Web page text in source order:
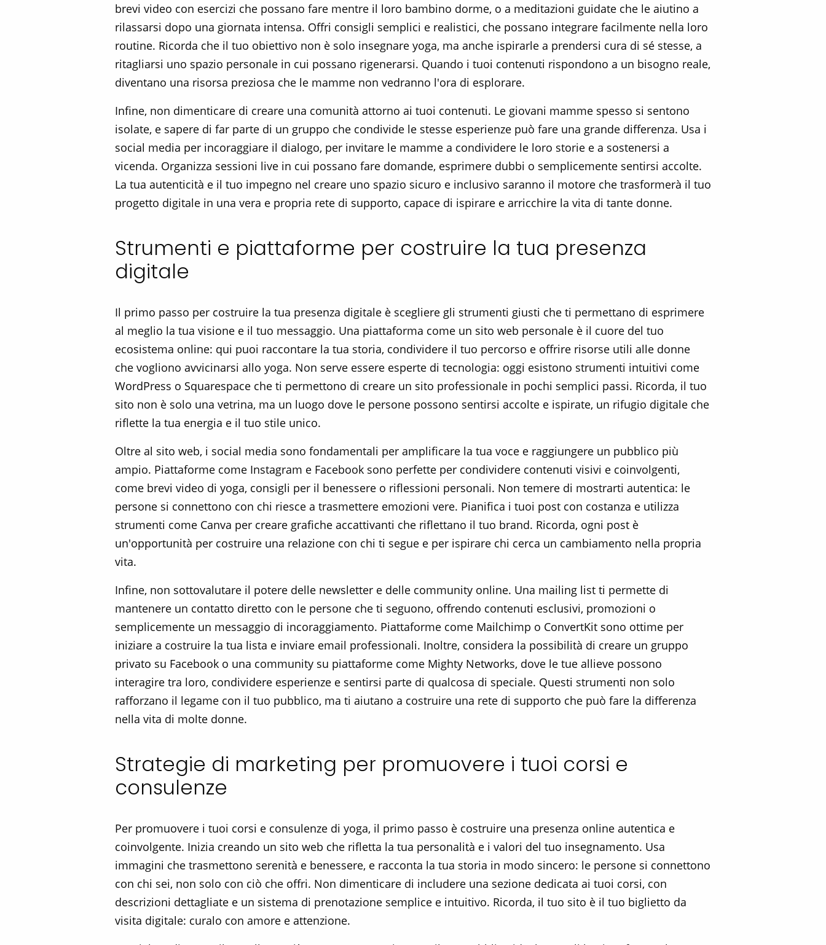
brevi video con esercizi che possano fare mentre il loro bambino dorme, o a meditazioni guidate che le aiutino a
rilassarsi dopo una giornata intensa. Offri consigli semplici e realistici, che possano integrare facilmente nella loro
routine. Ricorda che il tuo obiettivo non è solo insegnare yoga, ma anche ispirarle a prendersi cura di sé stesse, a
ritagliarsi uno spazio personale in cui possano rigenerarsi. Quando i tuoi contenuti rispondono a un bisogno reale,
diventano una risorsa preziosa che le mamme non vedranno l'ora di esplorare.
Infine, non dimenticare di creare una comunità attorno ai tuoi contenuti. Le giovani mamme spesso si sentono
isolate, e sapere di far parte di un gruppo che condivide le stesse esperienze può fare una grande differenza. Usa i
social media per incoraggiare il dialogo, per invitare le mamme a condividere le loro storie e a sostenersi a
vicenda. Organizza sessioni live in cui possano fare domande, esprimere dubbi o semplicemente sentirsi accolte.
La tua autenticità e il tuo impegno nel creare uno spazio sicuro e inclusivo saranno il motore che trasformerà il tuo
progetto digitale in una vera e propria rete di supporto, capace di ispirare e arricchire la vita di tante donne.
Strumenti e piattaforme per costruire la tua presenza
digitale
Il primo passo per costruire la tua presenza digitale è scegliere gli strumenti giusti che ti permettano di esprimere
al meglio la tua visione e il tuo messaggio. Una piattaforma come un sito web personale è il cuore del tuo
ecosistema online: qui puoi raccontare la tua storia, condividere il tuo percorso e offrire risorse utili alle donne
che vogliono avvicinarsi allo yoga. Non serve essere esperte di tecnologia: oggi esistono strumenti intuitivi come
WordPress o Squarespace che ti permettono di creare un sito professionale in pochi semplici passi. Ricorda, il tuo
sito non è solo una vetrina, ma un luogo dove le persone possono sentirsi accolte e ispirate, un rifugio digitale che
riflette la tua energia e il tuo stile unico.
Oltre al sito web, i social media sono fondamentali per amplificare la tua voce e raggiungere un pubblico più
ampio. Piattaforme come Instagram e Facebook sono perfette per condividere contenuti visivi e coinvolgenti,
come brevi video di yoga, consigli per il benessere o riflessioni personali. Non temere di mostrarti autentica: le
persone si connettono con chi riesce a trasmettere emozioni vere. Pianifica i tuoi post con costanza e utilizza
strumenti come Canva per creare grafiche accattivanti che riflettano il tuo brand. Ricorda, ogni post è
un'opportunità per costruire una relazione con chi ti segue e per ispirare chi cerca un cambiamento nella propria
vita.
Infine, non sottovalutare il potere delle newsletter e delle community online. Una mailing list ti permette di
mantenere un contatto diretto con le persone che ti seguono, offrendo contenuti esclusivi, promozioni o
semplicemente un messaggio di incoraggiamento. Piattaforme come Mailchimp o ConvertKit sono ottime per
iniziare a costruire la tua lista e inviare email professionali. Inoltre, considera la possibilità di creare un gruppo
privato su Facebook o una community su piattaforme come Mighty Networks, dove le tue allieve possono
interagire tra loro, condividere esperienze e sentirsi parte di qualcosa di speciale. Questi strumenti non solo
rafforzano il legame con il tuo pubblico, ma ti aiutano a costruire una rete di supporto che può fare la differenza
nella vita di molte donne.
Strategie di marketing per promuovere i tuoi corsi e
consulenze
Per promuovere i tuoi corsi e consulenze di yoga, il primo passo è costruire una presenza online autentica e
coinvolgente. Inizia creando un sito web che rifletta la tua personalità e i valori del tuo insegnamento. Usa
immagini che trasmettono serenità e benessere, e racconta la tua storia in modo sincero: le persone si connettono
con chi sei, non solo con ciò che offri. Non dimenticare di includere una sezione dedicata ai tuoi corsi, con
descrizioni dettagliate e un sistema di prenotazione semplice e intuitivo. Ricorda, il tuo sito è il tuo biglietto da
visita digitale: curalo con amore e attenzione.